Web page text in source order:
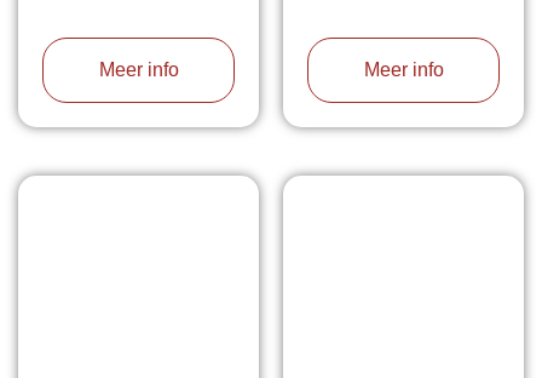
Meer info Meer info